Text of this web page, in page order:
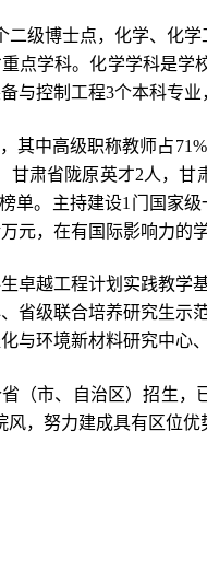
二级博士点，化学、化
点学科。化学学科是学
与控制工程3个本科专
其中高级职称教师占
甘肃省陇原英才2人，
榜单。主持建设1门国
元，在有国际影响力的
卓越工程计划实践教学
省级联合培养研究生示
与环境新材料研究中心
（市、自治区）招生
风，努力建成具有区位